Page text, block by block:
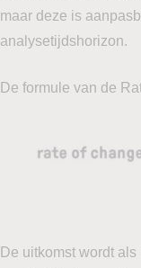
maar deze is
analysetijdshorizon.
De formule van de
De uitkomst wordt